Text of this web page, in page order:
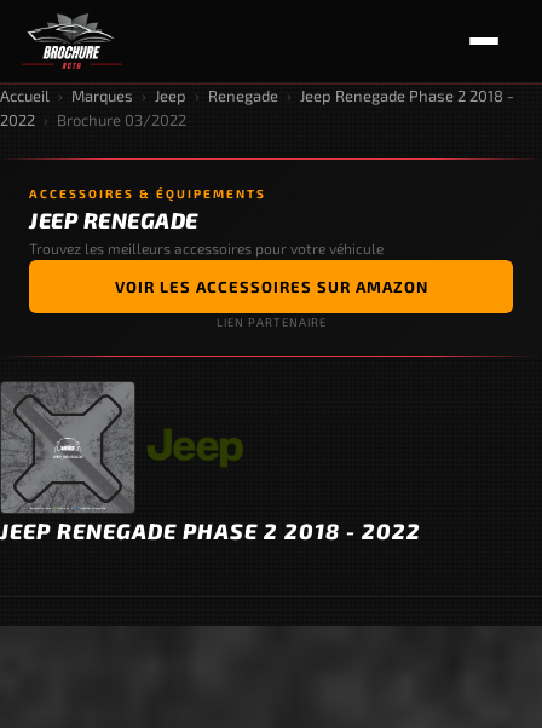
Accueil › Marques › Jeep › Renegade ›
Jeep Renegade Phase 2 2018 -
2022 › Brochure 03/2022
ACCESSOIRES & ÉQUIPEMENTS
JEEP RENEGADE
Trouvez les meilleurs accessoires pour votre véhicule
VOIR LES ACCESSOIRES SUR AMAZON
LIEN PARTENAIRE
JEEP RENEGADE PHASE 2 2018 - 2022